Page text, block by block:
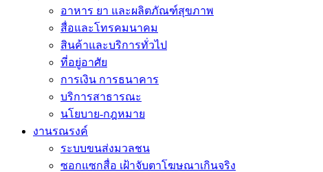
อาหาร ยา และผลิตภัณฑ์สุขภาพ
สื่อและโทรคมนาคม
สินค้าและบริการทั่วไป
ที่อยู่อาศัย
การเงิน การธนาคาร
บริการสาธารณะ
นโยบาย-กฎหมาย
งานรณรงค์
ระบบขนส่งมวลชน
ซอกแซกสื่อ เฝ้าจับตาโฆษณาเกินจริง